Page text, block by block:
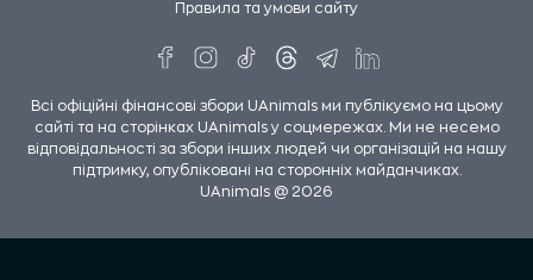
Правила та умови сайту
Всі офіційні фінансові збори UAnimals ми публікуємо на цьому
сайті та на сторінках UAnimals у соцмережах. Ми не несемо
відповідальності за збори інших людей чи організацій на нашу
підтримку, опубліковані на сторонніх майданчиках.
UAnimals @ 2026